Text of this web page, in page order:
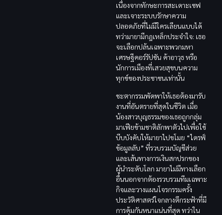
เนื่องจากทักษะการสะเดาะเซฟ
และเจาะระบบรักษาความ
ปลอดภัยที่ไม่มีใครเลียนแบบได้
ทว่ามายามีกฎเหล็กประจำใจ: เธอ
จะเลือกปล้นเฉพาะพวกมหา
เศรษฐีคอร์รัปชัน ค้าอาวุธ หรือ
นักการเมืองที่เสวยสุขบนความ
ทุกข์ของประชาชนเท่านั้น
ชะตากรรมพัดพาให้เธอต้องมารับ
งานที่อันตรายที่สุดในชีวิต เมื่อ
น้องสาวบุญธรรมของเธอถูกกลุ่ม
มาเฟียข้ามชาติลักพาตัวไปเพื่อใช้
บีบบังคับให้มายาไปขโมย “ไดรฟ์
ข้อมูลลับ” ที่รวบรวมบัญชีส่วย
และเส้นทางการเงินสกปรกของ
ผู้นำระดับโลก มายาไม่มีทางเลือก
อื่นนอกจากต้องรวบรวมทีมเฉพาะ
กิจและวางแผนโจรกรรมครั้ง
ประวัติศาสตร์ใจกลางตึกระฟ้าที่มี
การคุ้มกันหนาแน่นที่สุด ทว่าใน